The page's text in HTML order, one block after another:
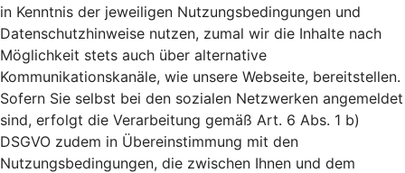
in Kenntnis der jeweiligen Nutzungsbedingungen und
Datenschutzhinweise nutzen, zumal wir die Inhalte nach
Möglichkeit stets auch über alternative
Kommunikationskanäle, wie unsere Webseite, bereitstellen.
Sofern Sie selbst bei den sozialen Netzwerken angemeldet
sind, erfolgt die Verarbeitung gemäß Art. 6 Abs. 1 b)
DSGVO zudem in Übereinstimmung mit den
Nutzungsbedingungen, die zwischen Ihnen und dem